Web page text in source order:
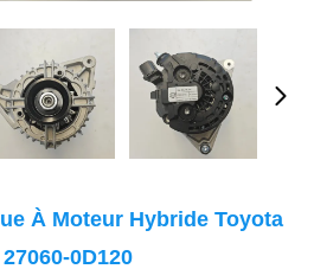
À Moteur Hybride Toyota
0D120